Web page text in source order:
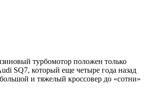
турбомотор положен только
SQ7, который еще четыре года назад
и тяжелый кроссовер до «сотни»